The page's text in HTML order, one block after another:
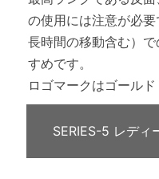
の使用には注意が必
長時間の移動含む）
すめです。
ロゴマークはゴールド
SERIES-5 レディ